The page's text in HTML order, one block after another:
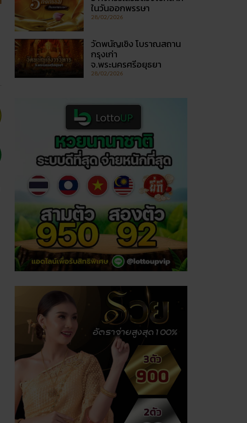
ในวันออกพรรษา
28/02/2026
วัดพนัญเชิง โบราณสถาน
กรุงเก่า
จ.พระนครศรีอยุธยา
28/02/2026